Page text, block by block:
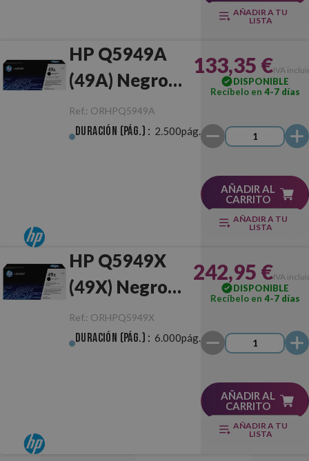
AÑADIR A TU
LISTA
HP Q5949A
(49A) Negro
Original
Ref.: ORHPQ5949A
Duración (pág.) : 2.500pág.
133,35 €IVA
DISPONIBLE
Recíbelo en 4-7 días
AÑADIR AL
CARRITO
AÑADIR A TU
LISTA
HP Q5949X
(49X) Negro
Original
Ref.: ORHPQ5949X
Duración (pág.) : 6.000pág.
242,95 €IVA
DISPONIBLE
Recíbelo en 4-7 días
AÑADIR AL
CARRITO
AÑADIR A TU
LISTA